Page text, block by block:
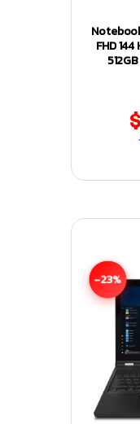
FHD
-23%